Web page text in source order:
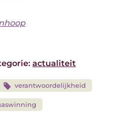
actualiteit
verantwoordelijkheid